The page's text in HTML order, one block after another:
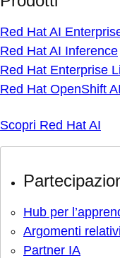
Red Hat AI
Red Hat AI Inference
Red Hat Enterprise
Red Hat OpenShift AI
Scopri Red Hat AI
Hub per
Argomenti
Partner IA